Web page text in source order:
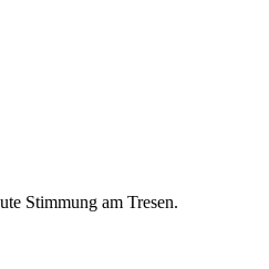
Stimmung am Tresen.